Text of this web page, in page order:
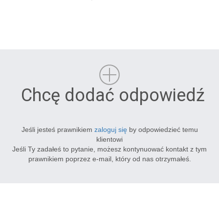
Chcę dodać odpowiedź
Jeśli jesteś prawnikiem zaloguj się by odpowiedzieć temu
klientowi
Jeśli Ty zadałeś to pytanie, możesz kontynuować kontakt z tym
prawnikiem poprzez e-mail, który od nas otrzymałeś.